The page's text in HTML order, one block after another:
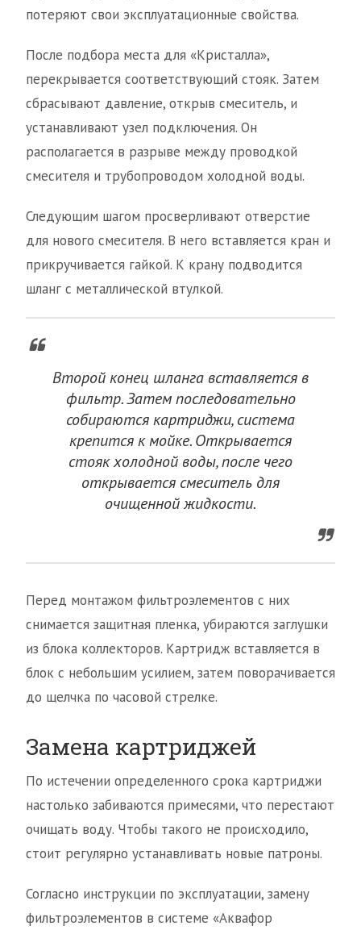
потеряют свои эксплуатационные свойства.
После подбора места для «Кристалла»,
перекрывается соответствующий стояк. Затем
сбрасывают давление, открыв смеситель, и
устанавливают узел подключения. Он
располагается в разрыве между проводкой
смесителя и трубопроводом холодной воды.
Следующим шагом просверливают отверстие
для нового смесителя. В него вставляется кран и
прикручивается гайкой. К крану подводится
шланг с металлической втулкой.
Второй конец шланга вставляется в
фильтр. Затем последовательно
собираются картриджи, система
крепится к мойке. Открывается
стояк холодной воды, после чего
открывается смеситель для
очищенной жидкости.
Перед монтажом фильтроэлементов с них
снимается защитная пленка, убираются заглушки
из блока коллекторов. Картридж вставляется в
блок с небольшим усилием, затем поворачивается
до щелчка по часовой стрелке.
Замена картриджей
По истечении определенного срока картриджи
настолько забиваются примесями, что перестают
очищать воду. Чтобы такого не происходило,
стоит регулярно устанавливать новые патроны.
Согласно инструкции по эксплуатации, замену
фильтроэлементов в системе «Аквафор